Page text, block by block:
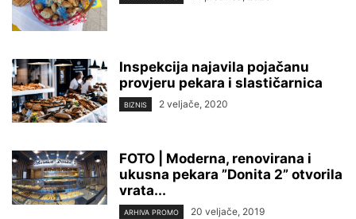
Inspekcija najavila pojačanu
provjeru pekara i slastičarnica
BIZNIS 2 veljače, 2020
FOTO | Moderna, renovirana i
ukusna pekara ”Donita 2” otvorila
vrata...
ARHIVA PROMO 20 veljače, 2019